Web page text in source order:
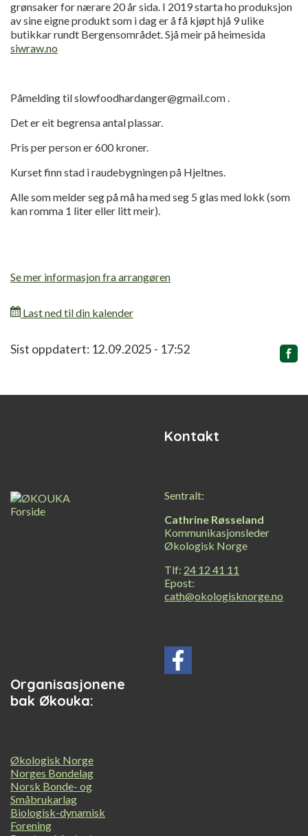
grønsaker for nærare 20 år sida. I 2019 starta ho produksjon
av sine eigne produkt som i dag er å få kjøpt hjå 9 ulike
butikkar rundt Bergensområdet. Sjå meir på heimesida
siwraw.no
Påmelding til slowfoodhardanger@gmail.com .
Det er eit begrensa antal plassar.
Pris per person er 600 kroner.
Kurset finn stad i raudebygningen på Hjeltnes.
Alle som melder seg på må ha med seg 5 glas med lokk (som
kan romma 1 liter eller litt meir).
Se mer informasjon fra arrangøren
Last ned til din kalender
Relatert
Sist oppdatert: 12.09.2025 - 17:52
Kontakt
Sentralt:
Cathrine Røsseland
Kommunikasjonsleder
Økologisk Norge
Tlf: 24 12 41 11
Epost:
cath@okologisknorge.no
Organisasjonene
bak Økouka:
Økologisk Norge
Norges Bondelag
Norsk Bonde- og
Småbrukarlag
Biologisk-dynamisk
Forening